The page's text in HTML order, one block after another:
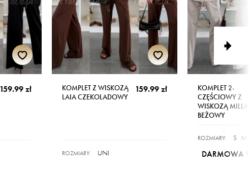
159.99 zł
KOMPLET Z WISKOZĄ
LAIA CZEKOLADOWY
159.99 zł
ROZMIARY: UNI
KOMPLET 2-
CZĘŚCIOWY Z
WISKOZĄ MILLA
BEŻOWY
ROZMIARY: S M
DARMOWA